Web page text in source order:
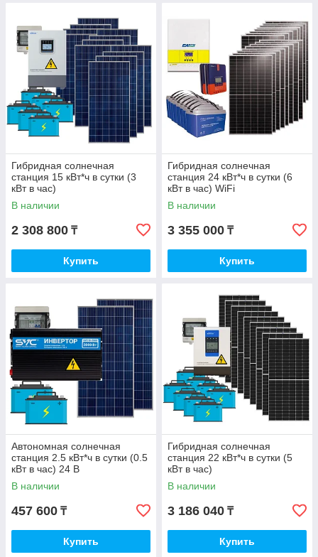
Гибридная солнечная
станция 15 кВт*ч в сутки (3
кВт в час)
В наличии
2 308 800 ₸
Купить
Гибридная солнечная
станция 24 кВт*ч в сутки (6
кВт в час) WiFi
В наличии
3 355 000 ₸
Купить
Автономная солнечная
станция 2.5 кВт*ч в сутки (0.5
кВт в час) 24 В
В наличии
457 600 ₸
Купить
Гибридная солнечная
станция 22 кВт*ч в сутки (5
кВт в час)
В наличии
3 186 040 ₸
Купить